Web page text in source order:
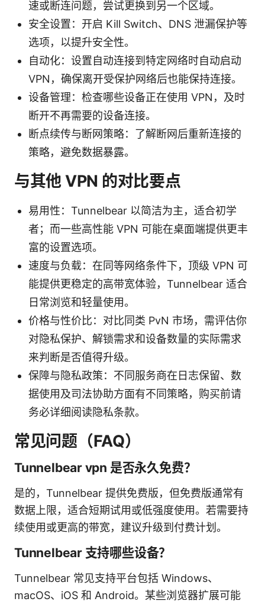
速或断连问题，尝试更换到另一个区域。
安全设置：开启 Kill Switch、DNS 泄漏保护等
选项，以提升安全性。
自动化：设置自动连接到特定网络时自动启动
VPN，确保离开受保护网络后也能保持连接。
设备管理：检查哪些设备正在使用 VPN，及时
断开不再需要的设备连接。
断点续传与断网策略：了解断网后重新连接的
策略，避免数据暴露。
与其他 VPN 的对比要点
易用性：Tunnelbear 以简洁为主，适合初学
者；而一些高性能 VPN 可能在桌面端提供更丰
富的设置选项。
速度与负载：在同等网络条件下，顶级 VPN 可
能提供更稳定的高带宽体验，Tunnelbear 适合
日常浏览和轻量使用。
价格与性价比：对比同类 PvN 市场，需评估你
对隐私保护、解锁需求和设备数量的实际需求
来判断是否值得升级。
保障与隐私政策：不同服务商在日志保留、数
据使用及司法协助方面有不同策略，购买前请
务必详细阅读隐私条款。
常见问题（FAQ）
Tunnelbear vpn 是否永久免费？
是的，Tunnelbear 提供免费版，但免费版通常有
数据上限，适合短期试用或低强度使用。若需要持
续使用或更高的带宽，建议升级到付费计划。
Tunnelbear 支持哪些设备？
Tunnelbear 常见支持平台包括 Windows、
macOS、iOS 和 Android。某些浏览器扩展可能